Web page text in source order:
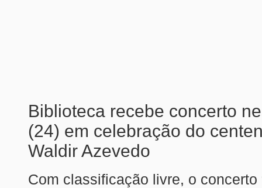
Biblioteca recebe concerto
(24) em celebração do
Waldir Azevedo
Com classificação livre, o concerto